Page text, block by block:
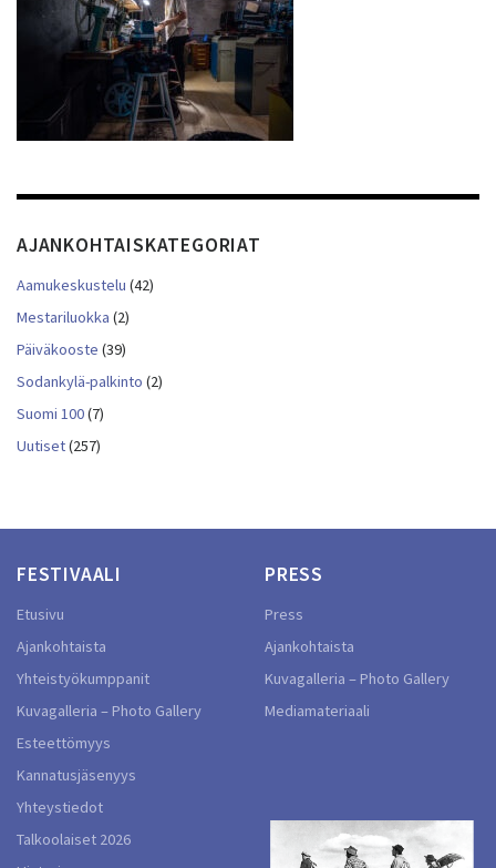
AJANKOHTAISKATEGORIAT
Aamukeskustelu (42)
Mestariluokka (2)
Päiväkooste (39)
Sodankylä-palkinto (2)
Suomi 100(7)
Uutiset(257)
FESTIVAALI
Etusivu
Ajankohtaista
Yhteistyökumppanit
Kuvagalleria – Photo Gallery
Esteettömyys
Kannatusjäsenyys
Yhteystiedot
Talkoolaiset 2026
PRESS
Press
Ajankohtaista
Kuvagalleria – Photo Gallery
Mediamateriaali